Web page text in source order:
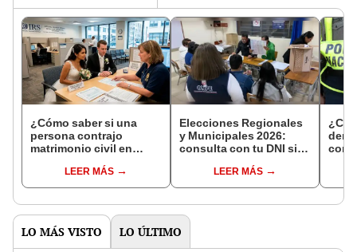
¿Cómo saber si una
persona contrajo
matrimonio civil en
LEER MÁS
Elecciones Regionales
y Municipales 2026:
consulta con tu DNI si
de mesa para este 4 de
octubre en el link oficial
LEER MÁS
con
LO MÁS VISTO LO ÚLTIMO